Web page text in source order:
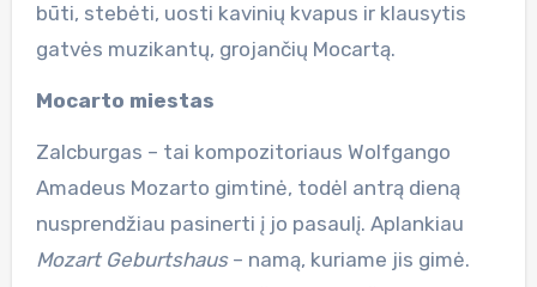
būti, stebėti, uosti kavinių kvapus ir klausytis
gatvės muzikantų, grojančių Mocartą.
Mocarto miestas
Zalcburgas – tai kompozitoriaus Wolfgango
Amadeus Mozarto gimtinė, todėl antrą dieną
nusprendžiau pasinerti į jo pasaulį. Aplankiau
Mozart Geburtshaus– namą, kuriame jis gimė.